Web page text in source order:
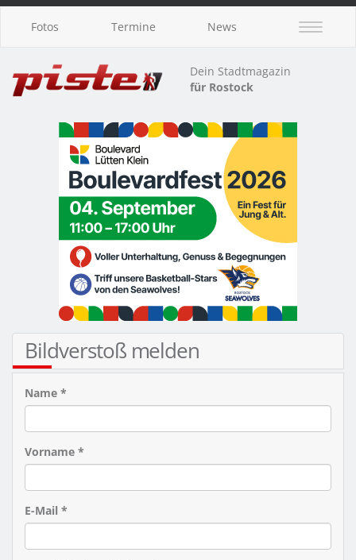
Fotos Termine News
Dein Stadtmagazin
für Rostock
Bildverstoß melden
Name *
Vorname *
E-Mail *